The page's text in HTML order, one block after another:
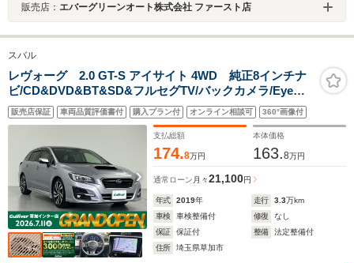
販売店： エバーグリーンオート株式会社 ファースト店
スバル
レヴォーグ 2.0 GT-S アイサイト 4WD 純正8インチナ
ビ/CD&DVD&BT&SD&フルセグTV/バックカメラ/Eye
Sight/プリクラッシュブレーキ/ツーリングアシスト/全車
速追従機能付クルーズコントロール/アクティブレーンキ
販売店保証 車両品質評価書付 購入プラン付 オンライン相談可 360°画像付
支払総額
174.8万円
本体価格
163.8万円
通常ローン 月々21,100円
年式 2019年 走行 3.3万km
車検
車検整備付 修復
なし
保証
保証付 整備
法定整備付
住所
埼玉県草加市